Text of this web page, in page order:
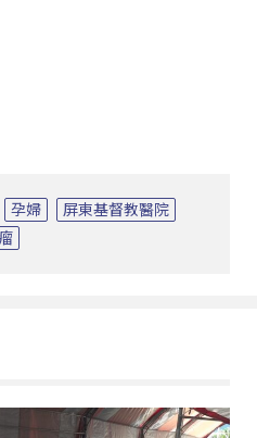
孕婦
屏東基督教醫院